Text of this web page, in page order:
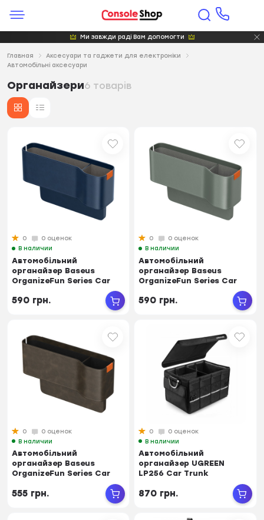
Ми завжди раді Вам допомогти
Главная
Аксесуари та гаджети для електроніки
Автомобільні аксесуари
Органайзери6 товарів
0
0 оценок
В наличии
Автомобільний
органайзер Baseus
OrganizeFun Series Car
Console Storage Organi...
590 грн.
0
0 оценок
В наличии
Автомобільний
органайзер Baseus
OrganizeFun Series Car
Console Storage Organi...
590 грн.
0
0 оценок
В наличии
Автомобільний
органайзер Baseus
OrganizeFun Series Car
Console Storage Organi...
555 грн.
0
0 оценок
В наличии
Автомобільний
органайзер UGREEN
LP256 Car Trunk
Oxford+Aluminiu...
870 грн.